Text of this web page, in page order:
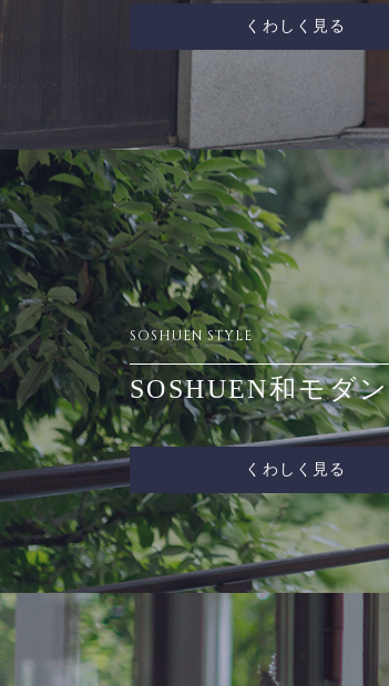
くわしく見る
SOSHUEN STYLE
SOSHUEN和モダン
くわしく見る